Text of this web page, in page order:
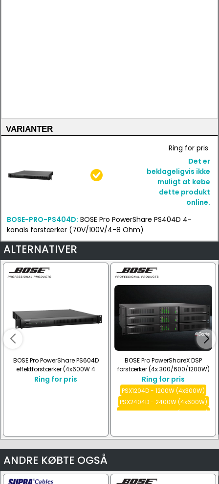
VARIANTER
Ring for pris
Det er
beklageligvis ikke
muligt at købe
dette produkt
online.
BOSE-PRO-PS404D: BOSE Pro PowerShare PS404D 4-
kanals forstærker (70V/100V/4-8 Ohm)
ALTERNATIVER
BOSE Pro PowerShare PS604D
effektforstærker (4x600W 4
Ohm/100V)
Ring for pris
BOSE Pro PowerShareX DSP
forstærker (4x 300/600/1200W)
Ring for pris
PSX1204D - 1200W (4x300W)
PSX2404D - 2400W (4x600W)
PSX4804D - 4800W (4x1200W)
ANDRE KØBTE OGSÅ